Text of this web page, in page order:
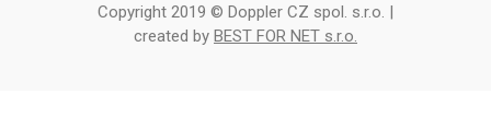
Copyright 2019 © Doppler CZ spol. s.r.o. |
created by BEST FOR NET s.r.o.